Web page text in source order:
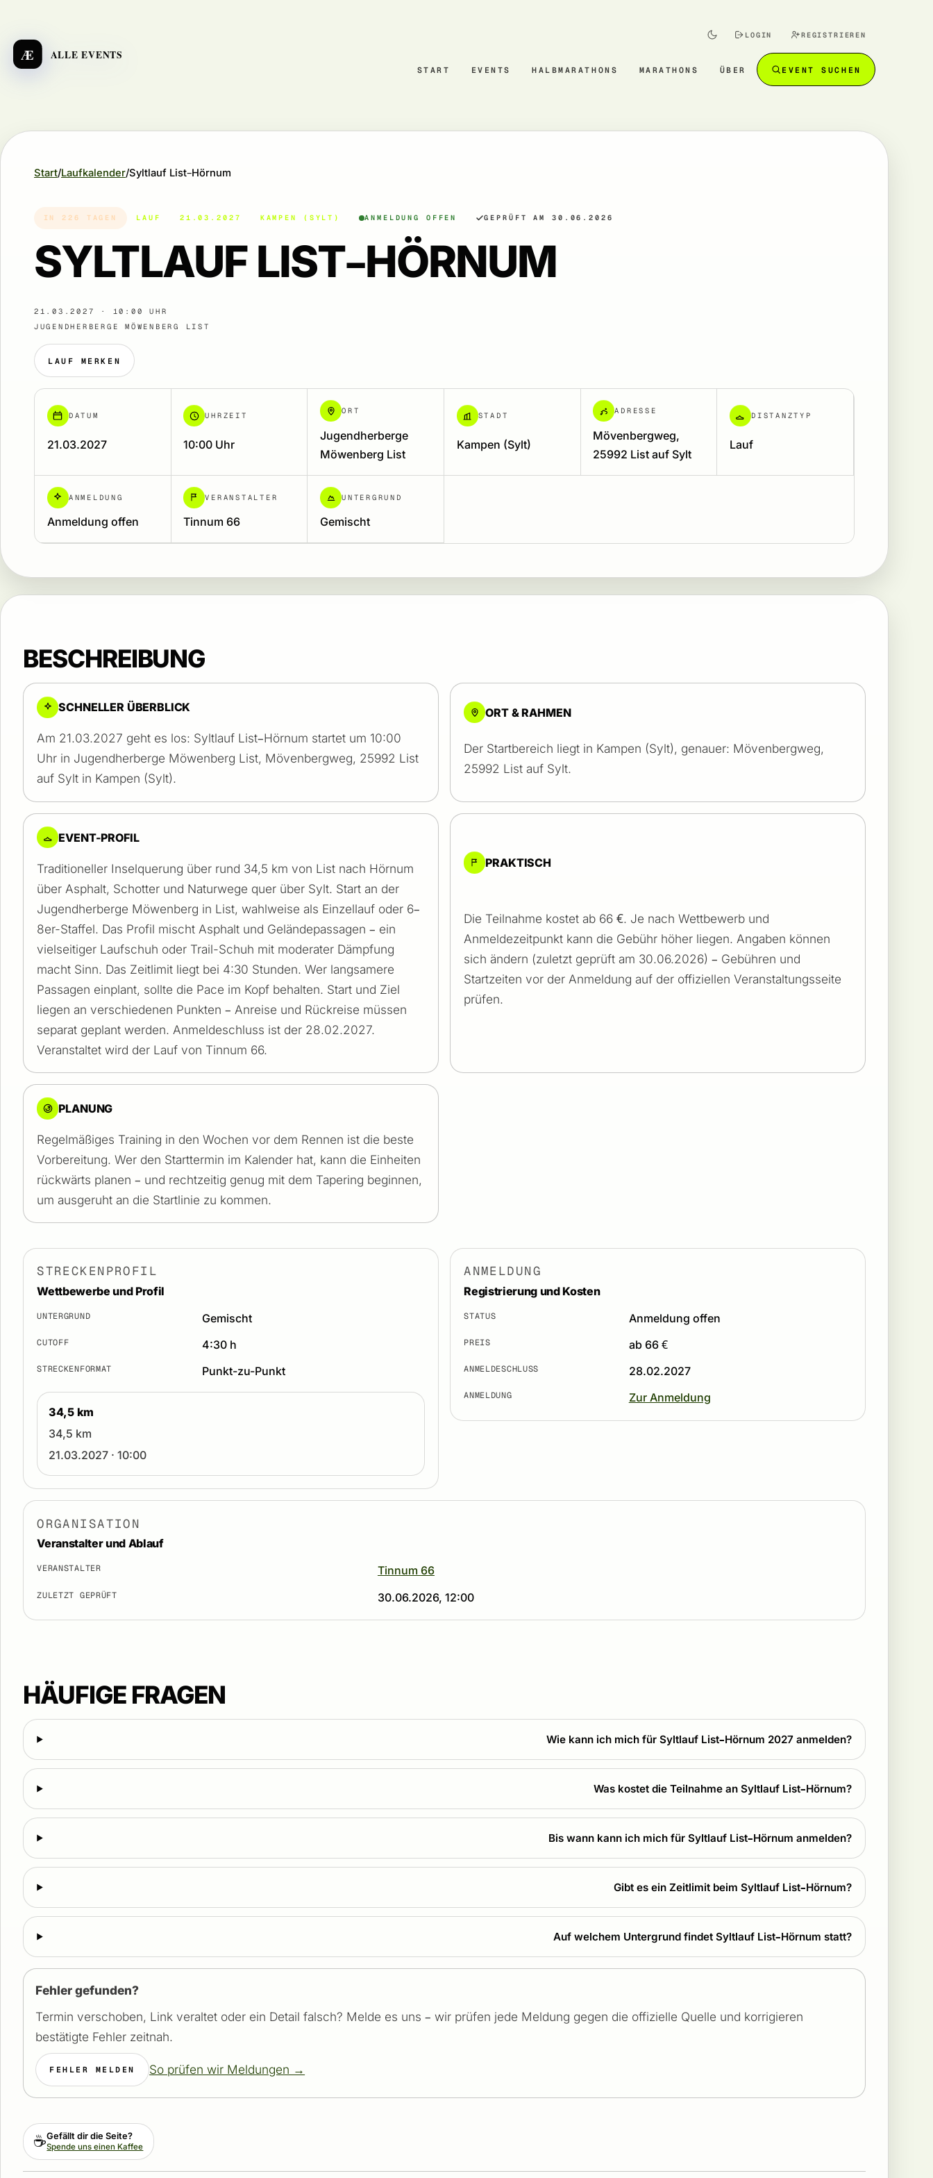
Æ ALLE EVENTS
LOGIN REGISTRIEREN
START EVENTS HALBMARATHONS MARATHONS ÜBER EVENT SUCHEN
Start Laufkalender Syltlauf List–Hörnum
IN 226 TAGEN LAUF 21.03.2027 KAMPEN (SYLT) ANMELDUNG OFFEN GEPRÜFT AM 30.06.2026
SYLTLAUF LIST–HÖRNUM
21.03.2027 · 10:00 UHR
JUGENDHERBERGE MÖWENBERG LIST
LAUF MERKEN
DATUM
21.03.2027
UHRZEIT
10:00 Uhr
ORT
Jugendherberge
Möwenberg List
STADT
Kampen (Sylt)
ADRESSE
Mövenbergweg,
25992 List auf Sylt
DISTANZTYP
Lauf
ANMELDUNG
Anmeldung offen
VERANSTALTER
Tinnum 66
UNTERGRUND
Gemischt
BESCHREIBUNG
SCHNELLER ÜBERBLICK
Am 21.03.2027 geht es los: Syltlauf List–Hörnum startet um 10:00
Uhr in Jugendherberge Möwenberg List, Mövenbergweg, 25992 List
auf Sylt in Kampen (Sylt).
ORT & RAHMEN
Der Startbereich liegt in Kampen (Sylt), genauer: Mövenbergweg,
25992 List auf Sylt.
EVENT-PROFIL
Traditioneller Inselquerung über rund 34,5 km von List nach Hörnum
über Asphalt, Schotter und Naturwege quer über Sylt. Start an der
Jugendherberge Möwenberg in List, wahlweise als Einzellauf oder 6–
8er-Staffel. Das Profil mischt Asphalt und Geländepassagen – ein
vielseitiger Laufschuh oder Trail-Schuh mit moderater Dämpfung
macht Sinn. Das Zeitlimit liegt bei 4:30 Stunden. Wer langsamere
Passagen einplant, sollte die Pace im Kopf behalten. Start und Ziel
liegen an verschiedenen Punkten – Anreise und Rückreise müssen
separat geplant werden. Anmeldeschluss ist der 28.02.2027.
Veranstaltet wird der Lauf von Tinnum 66.
PRAKTISCH
Die Teilnahme kostet ab 66 €. Je nach Wettbewerb und
Anmeldezeitpunkt kann die Gebühr höher liegen. Angaben können
sich ändern (zuletzt geprüft am 30.06.2026) – Gebühren und
Startzeiten vor der Anmeldung auf der offiziellen Veranstaltungsseite
prüfen.
PLANUNG
Regelmäßiges Training in den Wochen vor dem Rennen ist die beste
Vorbereitung. Wer den Starttermin im Kalender hat, kann die Einheiten
rückwärts planen – und rechtzeitig genug mit dem Tapering beginnen,
um ausgeruht an die Startlinie zu kommen.
STRECKENPROFIL
Wettbewerbe und Profil
UNTERGRUND Gemischt
CUTOFF 4:30 h
STRECKENFORMAT Punkt-zu-Punkt
34,5 km
34,5 km
21.03.2027 · 10:00
ANMELDUNG
Registrierung und Kosten
STATUS Anmeldung offen
PREIS ab 66 €
ANMELDESCHLUSS 28.02.2027
ANMELDUNG Zur Anmeldung
ORGANISATION
Veranstalter und Ablauf
VERANSTALTER Tinnum 66
ZULETZT GEPRÜFT 30.06.2026, 12:00
HÄUFIGE FRAGEN
Wie kann ich mich für Syltlauf List–Hörnum 2027 anmelden?
Was kostet die Teilnahme an Syltlauf List–Hörnum?
Bis wann kann ich mich für Syltlauf List–Hörnum anmelden?
Gibt es ein Zeitlimit beim Syltlauf List–Hörnum?
Auf welchem Untergrund findet Syltlauf List–Hörnum statt?
Fehler gefunden?
Termin verschoben, Link veraltet oder ein Detail falsch? Melde es uns – wir prüfen jede Meldung gegen die offizielle Quelle und korrigieren
bestätigte Fehler zeitnah.
FEHLER MELDEN So prüfen wir Meldungen →
☕Gefällt dir die Seite?
Spende uns einen Kaffee